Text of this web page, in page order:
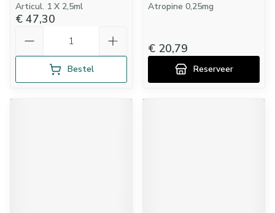
Articul. 1 X 2,5ml
€ 47,30
Bestel
Atropine 0,25mg
€ 20,79
Reserveer